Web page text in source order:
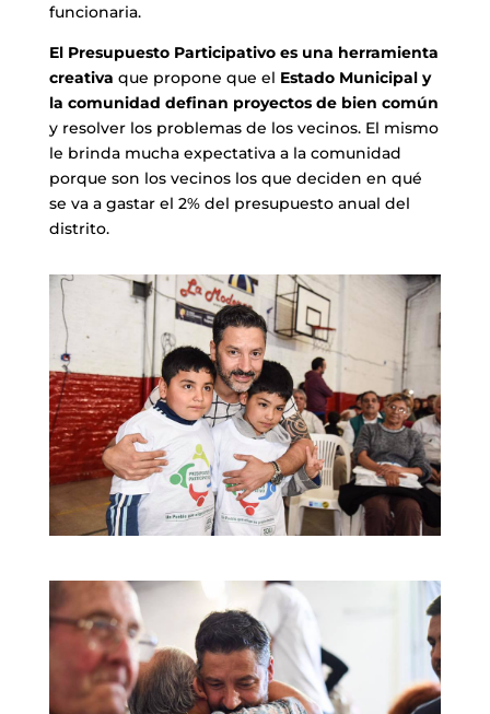
funcionaria.
El Presupuesto Participativo es una herramienta
creativa que propone que el Estado Municipal y
la comunidad definan proyectos de bien común
y resolver los problemas de los vecinos. El mismo
le brinda mucha expectativa a la comunidad
porque son los vecinos los que deciden en qué
se va a gastar el 2% del presupuesto anual del
distrito.